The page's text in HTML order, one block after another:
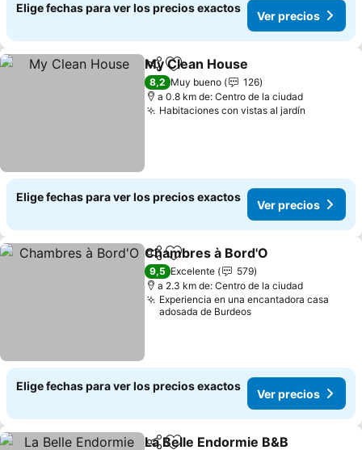
Elige fechas para ver los precios exactos
Ver precios
CompartirAgregar a favoritos
My Clean House
8,2 Muy bueno
126
a 0.8 km de: Centro de la ciudad
Habitaciones con vistas al jardín
Elige fechas para ver los precios exactos
Ver precios
CompartirAgregar a favoritos
Chambres à Bord'O
9,5 Excelente
579
a 2.3 km de: Centro de la ciudad
Experiencia en una encantadora casa
adosada de Burdeos
Elige fechas para ver los precios exactos
Ver precios
La Belle Endormie B&B